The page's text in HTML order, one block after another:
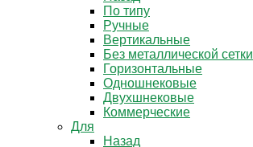
По типу
Ручные
Вертикальные
Без металлической сетки
Горизонтальные
Одношнековые
Двухшнековые
Коммерческие
Для
Назад